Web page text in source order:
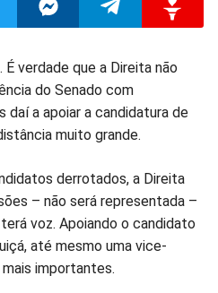
Compartilhar
no
Compartilhar
no
no
verdade que a Direita não
do Senado com
daí a apoiar a candidatura de
muito grande.
derrotados, a Direita
– não será representada –
voz. Apoiando o candidato
até mesmo uma vice-
importantes.